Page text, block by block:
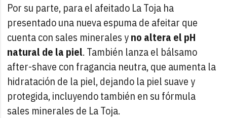
Por su parte, para el afeitado La Toja ha
presentado una nueva espuma de afeitar que
cuenta con sales minerales yno altera el pH
natural de la piel. También lanza el bálsamo
after-shave con fragancia neutra, que aumenta la
hidratación de la piel, dejando la piel suave y
protegida, incluyendo también en su fórmula
sales minerales de La Toja.